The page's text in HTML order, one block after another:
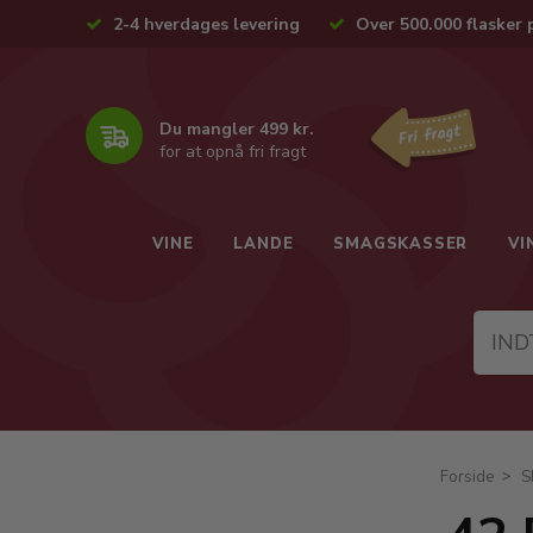
2-4 hverdages levering Over 500.000 flasker
Du mangler 499 kr.
for at opnå fri fragt
VINE LANDE SMAGSKASSER
Forside